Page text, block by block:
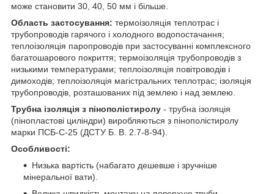
може становити 30, 40, 50 мм і більше.
Область застосування: термоізоляція теплотрас і
трубопроводів гарячого і холодного водопостачання;
теплоізоляція паропроводів при застосуванні комплексного
багатошарового покриття; термоізоляція трубопроводів з
низькими температурами; теплоізоляція повітроводів і
димоходів; теплоізоляція магістральних теплотрас; ізоляція
трубопроводів, розташованих під землею і над землею.
Трубна ізоляція з пінополістиролу - трубна ізоляція
(пінопластові циліндри) виробляються з пінополістиролу
марки ПСБ-С-25 (ДСТУ Б. В. 2.7-8-94).
Особливості:
Низька вартість (набагато дешевше і зручніше
мінеральної вати).